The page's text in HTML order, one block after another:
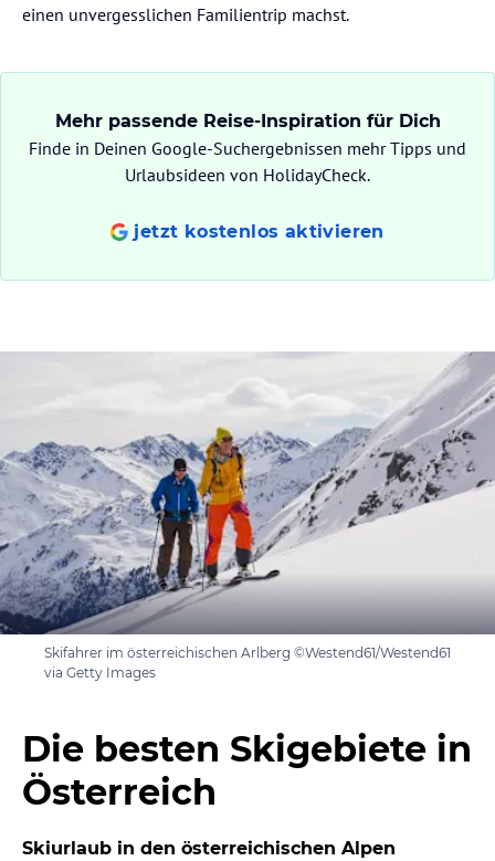
einen unvergesslichen Familientrip machst.
Mehr passende Reise-Inspiration für Dich
Finde in Deinen Google-Suchergebnissen mehr Tipps und
Urlaubsideen von HolidayCheck.
jetzt kostenlos aktivieren
Skifahrer im österreichischen Arlberg ©Westend61/Westend61
via Getty Images
Die besten Skigebiete in
Österreich
Skiurlaub in den österreichischen Alpen